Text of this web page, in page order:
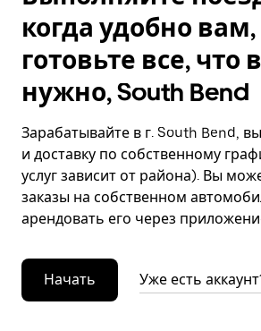
когда удобно вам,
готовьте все, что
нужно, South Bend
Зарабатывайте в г. South Bend,
и доставку по собственному
услуг зависит от района). Вы
заказы на собственном
арендовать его через
Начать Уже есть